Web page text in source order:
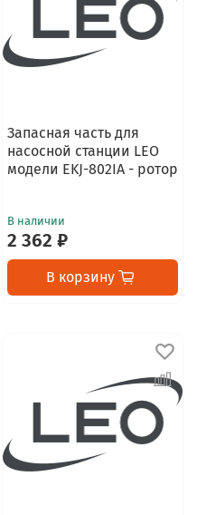
Запасная часть для
насосной станции LEO
модели EKJ-802IA - ротор
В наличии
2 362 ₽
В корзину